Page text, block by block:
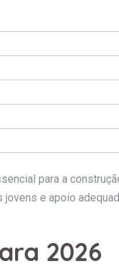
para a
e apoio
2026